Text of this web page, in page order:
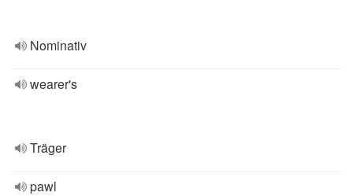
Nominativ
wearer's
Träger
pawl